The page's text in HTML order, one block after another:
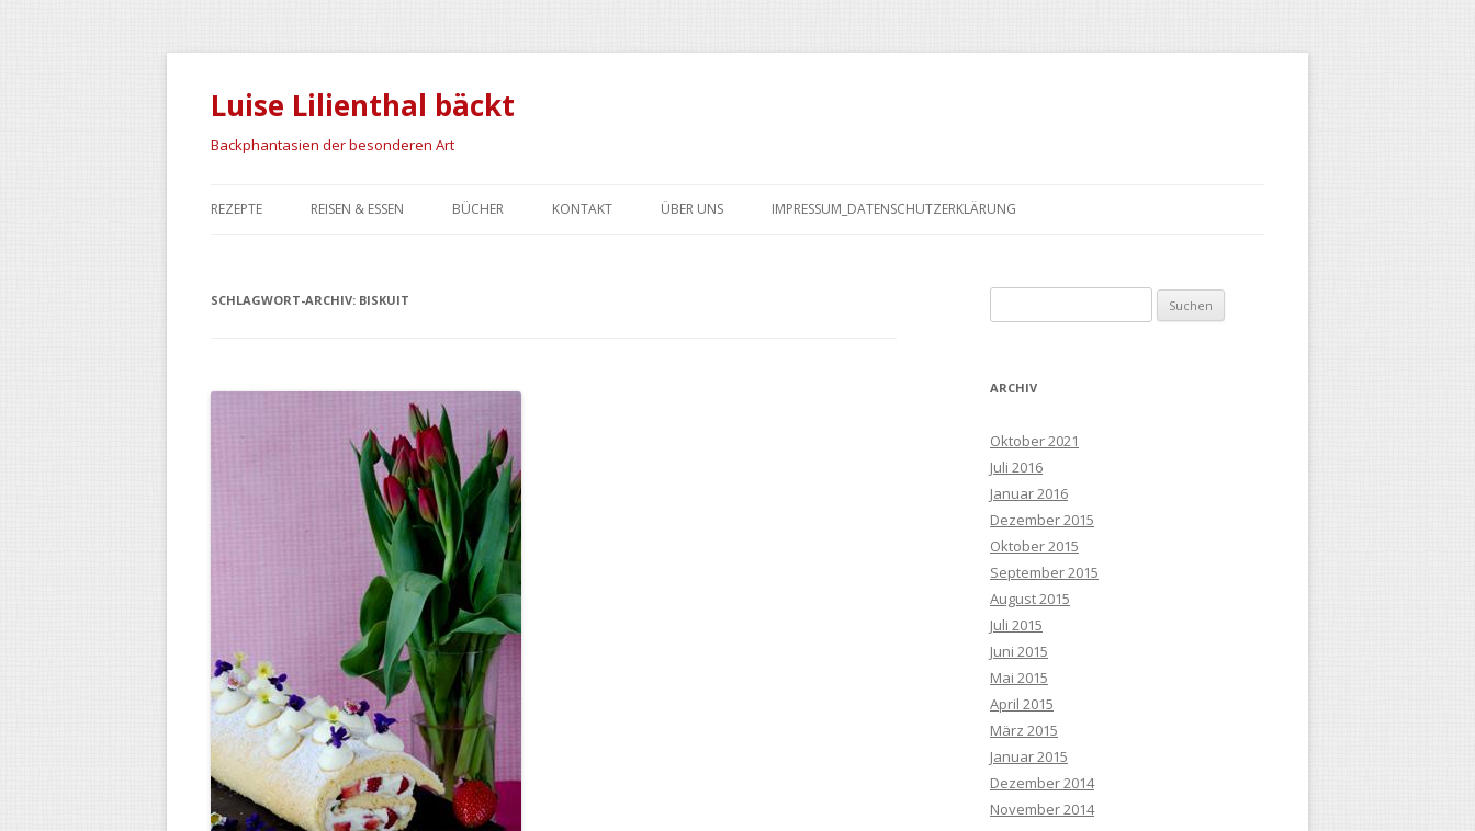
Luise Lilienthal bäckt
Backphantasien der besonderen Art
Inhalt
REZEPTE
SCHRÄG & BESONDERS
REISEN & ESSEN
IRAN
ISLAND
BÜCHER KONTAKT ÜBER UNS IMPRESSUM_DATENSCHUTZERKLÄRUNG
SCHLAGWORT-ARCHIV: BISKUIT
nach:
ARCHIV
Oktober 2021
Juli 2016
Januar 2016
Dezember 2015
Oktober 2015
September 2015
August 2015
Juli 2015
Juni 2015
Mai 2015
April 2015
März 2015
Januar 2015
Dezember 2014
November 2014